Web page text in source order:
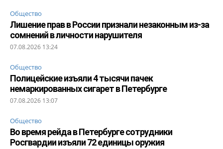
Общество
Лишение прав в России признали незаконным из-за
сомнений в личности нарушителя
07.08.2026 13:24
Общество
Полицейские изъяли 4 тысячи пачек
немаркированных сигарет в Петербурге
07.08.2026 13:07
Общество
Во время рейда в Петербурге сотрудники
Росгвардии изъяли 72 единицы оружия